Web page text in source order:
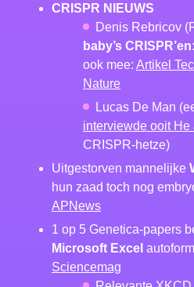
CRISPR NIEUWS
Denis Rebricov
baby’s CRISPR’en
ook mee: Artikel
Nature
Lucas De Man
interviewde ooit He
CRISPR-hetze)
Uitgestorven mannelijke
hun zaad toch nog
APNews
1 op 5 Genetica-papers
Microsoft Excel
Sciencemag